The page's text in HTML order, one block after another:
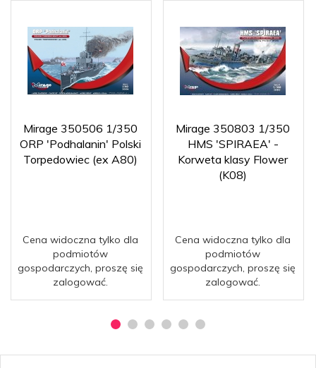
Mirage 350506 1/350
ORP 'Podhalanin' Polski
Torpedowiec (ex A80)
Cena widoczna tylko dla
podmiotów
gospodarczych, proszę się
zalogować.
Mirage 350803 1/350
HMS 'SPIRAEA' -
Korweta klasy Flower
(K08)
Cena widoczna tylko dla
podmiotów
gospodarczych, proszę się
zalogować.